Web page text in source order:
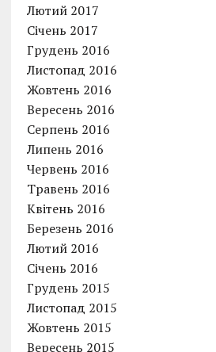
Лютий 2017
Січень 2017
Грудень 2016
Листопад 2016
Жовтень 2016
Вересень 2016
Серпень 2016
Липень 2016
Червень 2016
Травень 2016
Квітень 2016
Березень 2016
Лютий 2016
Січень 2016
Грудень 2015
Листопад 2015
Жовтень 2015
Вересень 2015